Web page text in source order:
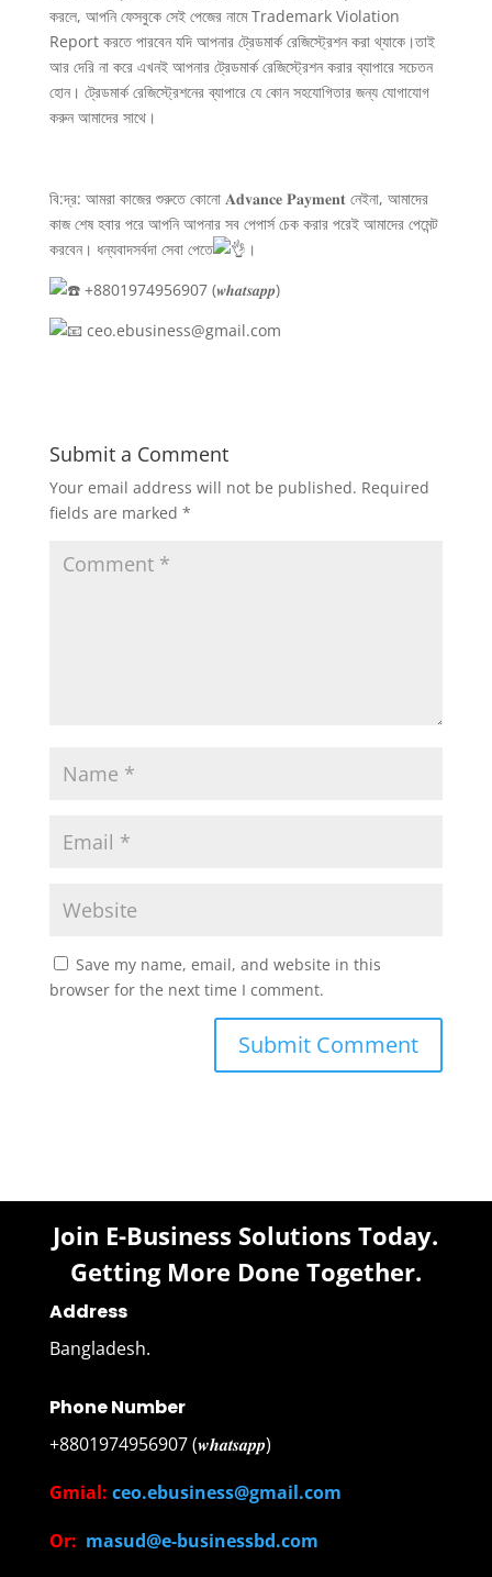
করলে, আপনি ফেসবুকে সেই পেজের নামে Trademark Violation
Report করতে পারবেন যদি আপনার ট্রেডমার্ক রেজিস্ট্রেশন করা থ্যাকে।তাই
আর দেরি না করে এখনই আপনার ট্রেডমার্ক রেজিস্ট্রেশন করার ব্যাপারে সচেতন
হোন। ট্রেডমার্ক রেজিস্ট্রেশনের ব্যাপারে যে কোন সহযোগিতার জন্য যোগাযোগ
করুন আমাদের সাথে।
বি:দ্র: আমরা কাজের শুরুতে কোনো 𝐀𝐝𝐯𝐚𝐧𝐜𝐞 𝐏𝐚𝐲𝐦𝐞𝐧𝐭 নেইনা, আমাদের
কাজ শেষ হবার পরে আপনি আপনার সব পেপার্স চেক করার পরেই আমাদের পেমেন্ট
করবেন। ধন্যবাদসর্বদা সেবা পেতে
।
+8801974956907 (𝒘𝒉𝒂𝒕𝒔𝒂𝒑𝒑)
ceo.ebusiness@gmail.com
Submit a Comment
Your email address will not be published. Required
fields are marked *
Save my name, email, and website in this
browser for the next time I comment.
Join E-Business Solutions Today.
Getting More Done Together.
Address
Bangladesh.
Phone Number
+8801974956907 (𝒘𝒉𝒂𝒕𝒔𝒂𝒑𝒑)
Gmial: ceo.ebusiness@gmail.com
Or: masud@e-businessbd.com